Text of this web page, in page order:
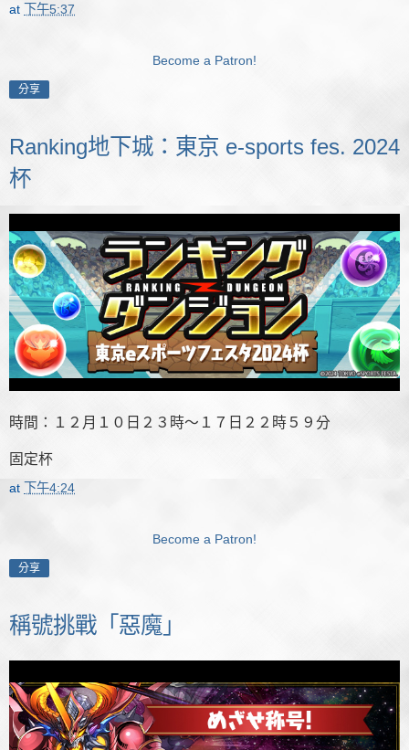
at 下午5:37
Become a Patron!
分享
Ranking地下城：東京 e-sports fes. 2024
杯
時間：１２月１０日２３時～１７日２２時５９分
固定杯
at 下午4:24
Become a Patron!
分享
稱號挑戰「惡魔」